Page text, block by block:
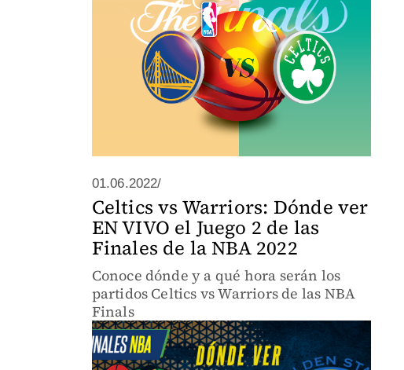
01.06.2022/
Celtics vs Warriors: Dónde ver
EN VIVO el Juego 2 de las
Finales de la NBA 2022
Conoce dónde y a qué hora serán los
partidos Celtics vs Warriors de las NBA
Finals